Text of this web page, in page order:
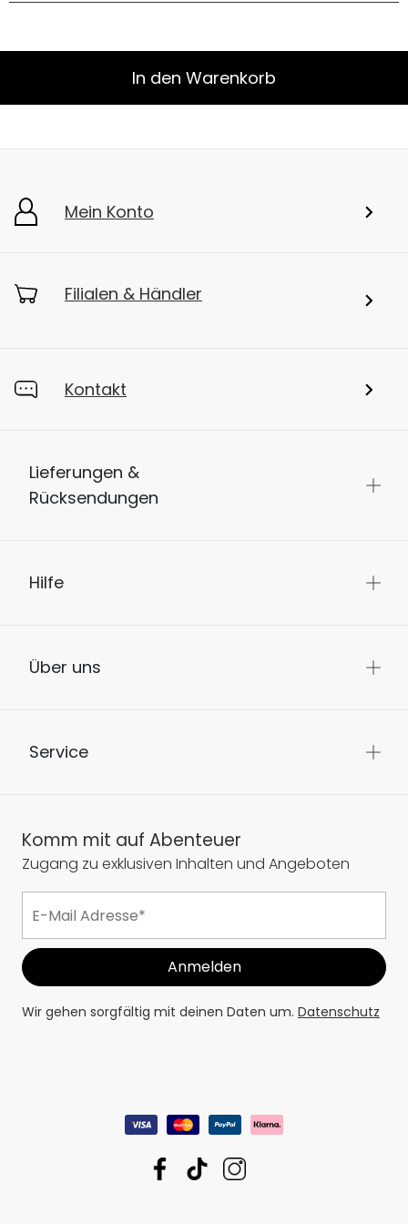
In den Warenkorb
Mein Konto
Filialen & Händler
Kontakt
Lieferungen &
Rücksendungen
Hilfe
Über uns
Service
Komm mit auf Abenteuer
Zugang zu exklusiven Inhalten und Angeboten
Wir gehen sorgfältig mit deinen Daten um. Datenschutz